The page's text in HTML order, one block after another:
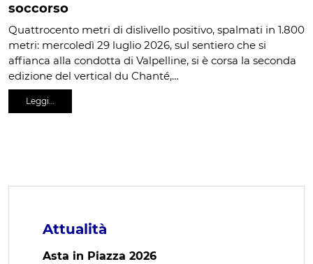
soccorso
Quattrocento metri di dislivello positivo, spalmati in 1.800
metri: mercoledì 29 luglio 2026, sul sentiero che si
affianca alla condotta di Valpelline, si è corsa la seconda
edizione del vertical du Chanté,…
Leggi…
Attualità
Asta in Piazza 2026